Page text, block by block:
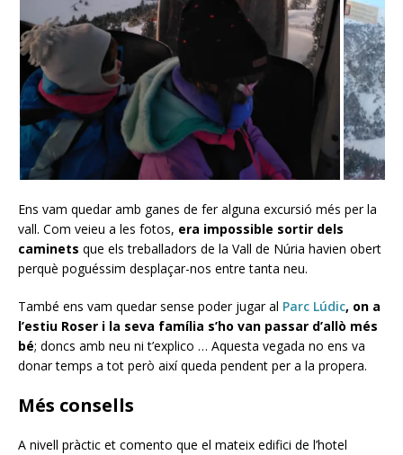
Ens vam quedar amb ganes de fer alguna excursió més per la
vall. Com veieu a les fotos, era impossible sortir dels
caminets que els treballadors de la Vall de Núria havien obert
perquè poguéssim desplaçar-nos entre tanta neu.
També ens vam quedar sense poder jugar al Parc Lúdic, on a
l’estiu Roser i la seva família s’ho van passar d’allò més
bé; doncs amb neu ni t’explico … Aquesta vegada no ens va
donar temps a tot però així queda pendent per a la propera.
Més consells
A nivell pràctic et comento que el mateix edifici de l’hotel